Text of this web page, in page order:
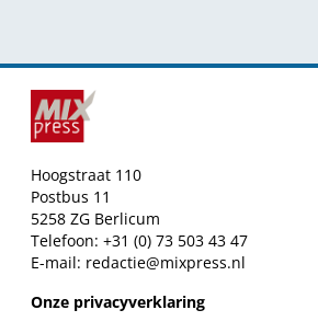
Hoogstraat 110
Postbus 11
5258 ZG Berlicum
Telefoon: +31 (0) 73 503 43 47
E-mail: redactie@mixpress.nl
Onze privacyverklaring